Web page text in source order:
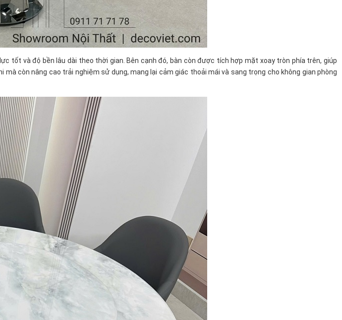
tốt và độ bền lâu dài theo thời gian. Bên cạnh đó, bàn còn được tích hợp mặt xoay tròn phía trên, giúp
còn nâng cao trải nghiệm sử dụng, mang lại cảm giác thoải mái và sang trọng cho không gian phòng